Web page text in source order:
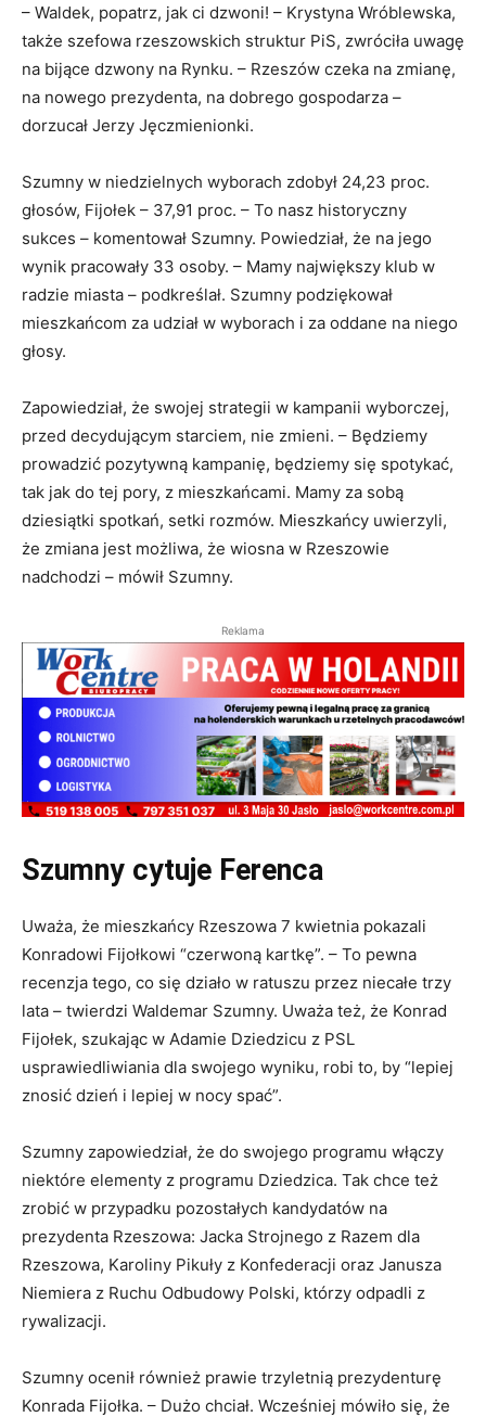
– Waldek, popatrz, jak ci dzwoni! – Krystyna Wróblewska,
także szefowa rzeszowskich struktur PiS, zwróciła uwagę
na bijące dzwony na Rynku. – Rzeszów czeka na zmianę,
na nowego prezydenta, na dobrego gospodarza –
dorzucał Jerzy Jęczmienionki.
Szumny w niedzielnych wyborach zdobył 24,23 proc.
głosów, Fijołek – 37,91 proc. – To nasz historyczny
sukces – komentował Szumny. Powiedział, że na jego
wynik pracowały 33 osoby. – Mamy największy klub w
radzie miasta – podkreślał. Szumny podziękował
mieszkańcom za udział w wyborach i za oddane na niego
głosy.
Zapowiedział, że swojej strategii w kampanii wyborczej,
przed decydującym starciem, nie zmieni. – Będziemy
prowadzić pozytywną kampanię, będziemy się spotykać,
tak jak do tej pory, z mieszkańcami. Mamy za sobą
dziesiątki spotkań, setki rozmów. Mieszkańcy uwierzyli,
że zmiana jest możliwa, że wiosna w Rzeszowie
nadchodzi – mówił Szumny.
Reklama
Szumny cytuje Ferenca
Uważa, że mieszkańcy Rzeszowa 7 kwietnia pokazali
Konradowi Fijołkowi “czerwoną kartkę”. – To pewna
recenzja tego, co się działo w ratuszu przez niecałe trzy
lata – twierdzi Waldemar Szumny. Uważa też, że Konrad
Fijołek, szukając w Adamie Dziedzicu z PSL
usprawiedliwiania dla swojego wyniku, robi to, by “lepiej
znosić dzień i lepiej w nocy spać”.
Szumny zapowiedział, że do swojego programu włączy
niektóre elementy z programu Dziedzica. Tak chce też
zrobić w przypadku pozostałych kandydatów na
prezydenta Rzeszowa: Jacka Strojnego z Razem dla
Rzeszowa, Karoliny Pikuły z Konfederacji oraz Janusza
Niemiera z Ruchu Odbudowy Polski, którzy odpadli z
rywalizacji.
Szumny ocenił również prawie trzyletnią prezydenturę
Konrada Fijołka. – Dużo chciał. Wcześniej mówiło się, że